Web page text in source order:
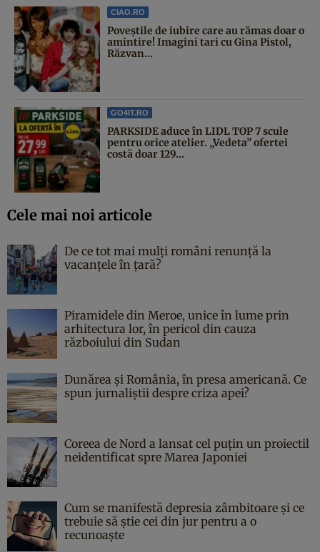
CIAO.RO
Poveştile de iubire care au rămas doar o
amintire! Imagini tari cu Gina Pistol,
Răzvan...
GO4IT.RO
PARKSIDE aduce în LIDL TOP 7 scule
pentru orice atelier. „Vedeta” ofertei
costă doar 129...
Cele mai noi articole
De ce tot mai mulți români renunță la
vacanțele în țară?
Piramidele din Meroe, unice în lume prin
arhitectura lor, în pericol din cauza
războiului din Sudan
Dunărea și România, în presa americană. Ce
spun jurnaliștii despre criza apei?
Coreea de Nord a lansat cel puțin un proiectil
neidentificat spre Marea Japoniei
Cum se manifestă depresia zâmbitoare și ce
trebuie să știe cei din jur pentru a o
recunoaște